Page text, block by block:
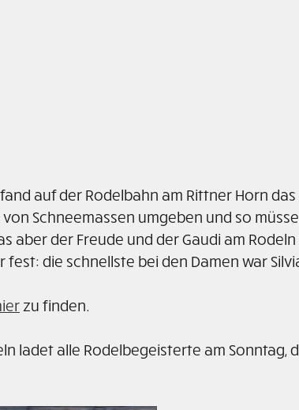
auf der Rodelbahn am Rittner Horn
Schneemassen umgeben und so
aber der Freude und der Gaudi am
die schnellste bei den Damen war
zu finden.
ladet alle Rodelbegeisterte am Sonntag,